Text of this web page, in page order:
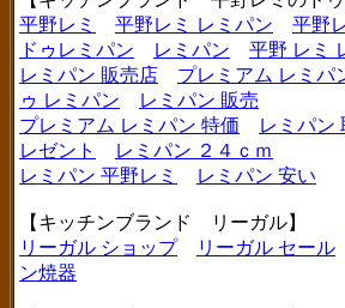
平野レミ
平野レミ レミパン 平野
ドゥレミパン
レミパン
平野 レミ
レミパン 販売店
プレミアム レミパ
ゥ レミパン
レミパン 販売
プレミアム レミパン 特価
レミパン
レゼント
レミパン ２４ｃｍ
レミパン 平野レミ
レミパン 安い
【キッチンブランド リーガル】
リーガル ショップ
リーガル セール
ン焼器